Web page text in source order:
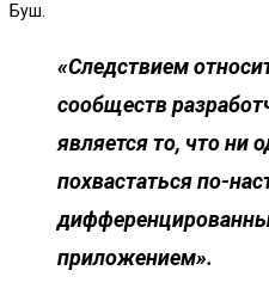
Буш.
«Следствием
сообществ
является то, что ни
похвастаться по-
приложением».